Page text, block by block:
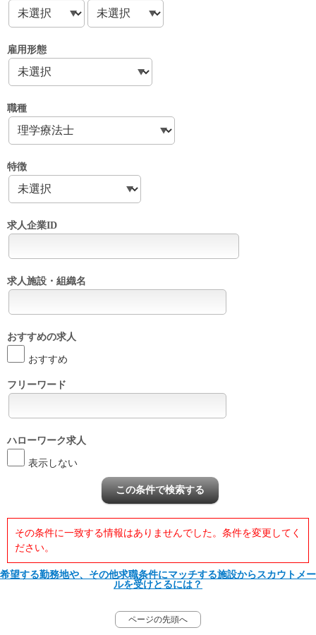
雇用形態
職種
特徴
求人企業ID
求人施設・組織名
おすすめの求人
おすすめ
フリーワード
ハローワーク求人
表示しない
その条件に一致する情報はありませんでした。条件を変更してく
ださい。
希望する勤務地や、その他求職条件にマッチする施設からスカウトメー
ルを受けとるには？
ページの先頭へ